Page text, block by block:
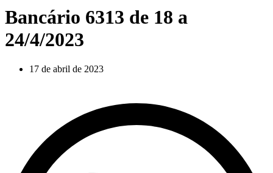
Bancário 6313 de 18 a
24/4/2023
17 de abril de 2023